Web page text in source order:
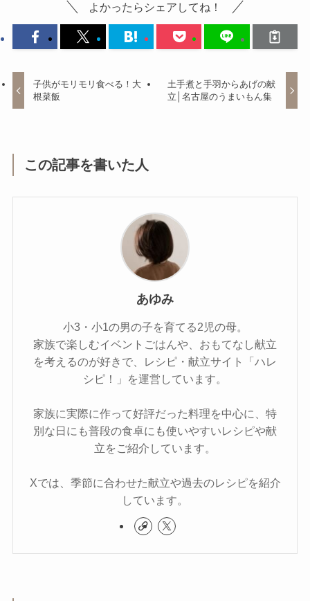
よかったらシェアしてね！
子供がモリモリ食べる！大
根菜飯
土手煮と手羽からあげの献
立│名古屋のうまいもん集
この記事を書いた人
あゆみ
小3・小1の男の子を育てる2児の母。
家族で楽しむイベントごはんや、おもてなし献立
を考えるのが好きで、レシピ・献立サイト「ハレ
シピ！」を運営しています。
家族に実際に作って好評だった料理を中心に、特
別な日にも普段の食卓にも使いやすいレシピや献
立をご紹介しています。
Xでは、季節に合わせた献立や過去のレシピを紹介
しています。